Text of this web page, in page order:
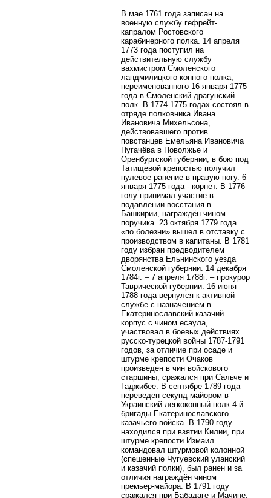
В мае 1761 года записан на
военную службу гефрейт-
капралом Ростовского
карабинерного полка. 14 апреля
1773 года поступил на
действительную службу
вахмистром Смоленского
ландмилицкого конного полка,
переименованного 16 января 1775
года в Смоленский драгунский
полк. В 1774-1775 годах состоял в
отряде полковника Ивана
Ивановича Михельсона,
действовавшего против
повстанцев Емельяна Ивановича
Пугачёва в Поволжье и
Оренбургской губернии, в бою под
Татищевой крепостью получил
пулевое ранение в правую ногу. 6
января 1775 года - корнет. В 1776
голу принимал участие в
подавлении восстания в
Башкирии, награждён чином
поручика. 23 октября 1779 года
«по болезни» вышел в отставку с
производством в капитаны. В 1781
году избран предводителем
дворянства Ельнинского уезда
Смоленской губернии. 14 декабря
1784г. – 7 апреля 1788г. – прокурор
Таврической губернии. 16 июня
1788 года вернулся к активной
службе с назначением в
Екатеринославский казачий
корпус с чином есаула,
участвовал в боевых действиях
русско-турецкой войны 1787-1791
годов, за отличие при осаде и
штурме крепости Очаков
произведен в чин войскового
старшины, сражался при Сальче и
Гаджибее. В сентябре 1789 года
переведен секунд-майором в
Украинский легкоконный полк 4-й
бригады Екатеринославского
казачьего войска. В 1790 году
находился при взятии Килии, при
штурме крепости Измаил
командовал штурмовой колонной
(спешенные Чугуевский уланский
и казачий полки), был ранен и за
отличия награждён чином
премьер-майора. В 1791 году
сражался при Бабадаге и Мачине,